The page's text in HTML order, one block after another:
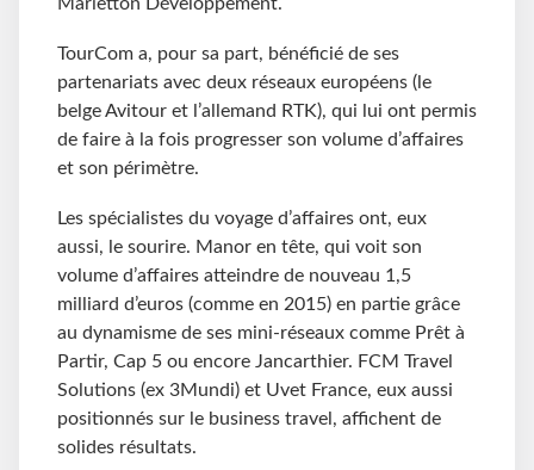
Marietton Développement.
TourCom a, pour sa part, bénéficié de ses
partenariats avec deux réseaux européens (le
belge Avitour et l’allemand RTK), qui lui ont permis
de faire à la fois progresser son volume d’affaires
et son périmètre.
Les spécialistes du voyage d’affaires ont, eux
aussi, le sourire. Manor en tête, qui voit son
volume d’affaires atteindre de nouveau 1,5
milliard d’euros (comme en 2015) en partie grâce
au dynamisme de ses mini-réseaux comme Prêt à
Partir, Cap 5 ou encore Jancarthier. FCM Travel
Solutions (ex 3Mundi) et Uvet France, eux aussi
positionnés sur le business travel, affichent de
solides résultats.